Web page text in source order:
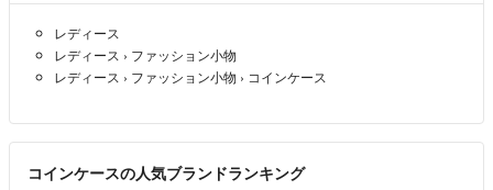
ルアドレス
「.（ドット）」が複数個連続するメールアドレス
レディース
レディース › ファッション小物
レディース › ファッション小物 › コインケース
コインケースの人気ブランドランキング